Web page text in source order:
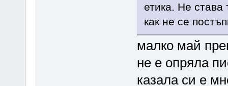
етика. Не
как не се
малко май
не е опряла
казала си е